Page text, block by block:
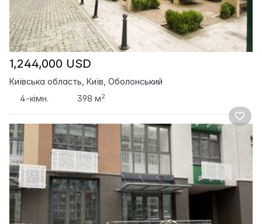
1,244,000 USD
Київська область, Київ, Оболонський
4-кімн.
398 м2